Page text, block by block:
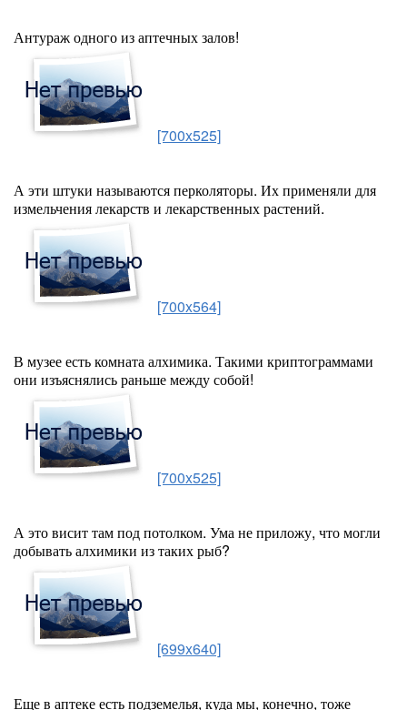
Антураж одного из аптечных залов!
[700x525]
А эти штуки называются перколяторы. Их применяли для
измельчения лекарств и лекарственных растений.
[700x564]
В музее есть комната алхимика. Такими криптограммами
они изъяснялись раньше между собой!
[700x525]
А это висит там под потолком. Ума не приложу, что могли
добывать алхимики из таких рыб?
[699x640]
Еще в аптеке есть подземелья, куда мы, конечно, тоже